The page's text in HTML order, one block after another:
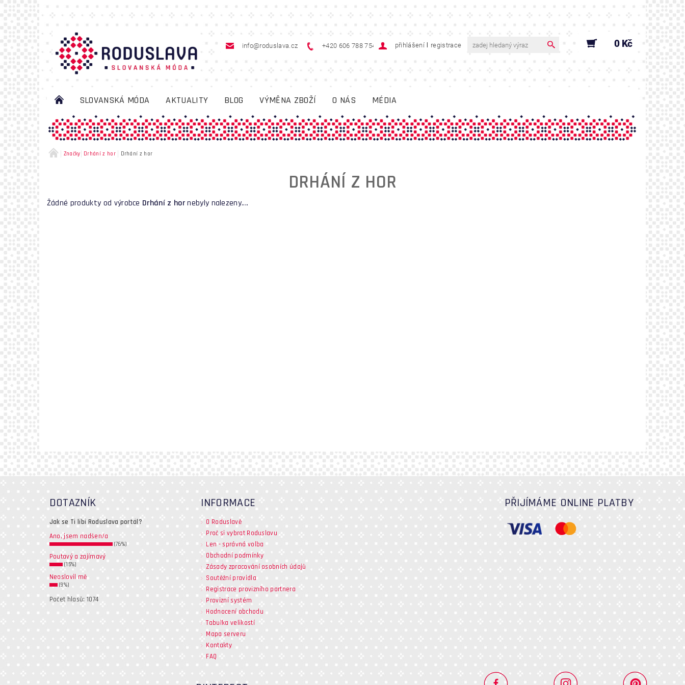
+420 606 788 754
info@roduslava.cz přihlášení | registrace 0 Kč
SLOVANSKÁ MÓDA AKTUALITY BLOG VÝMĚNA ZBOŽÍ O NÁS MÉDIA
Značky Drhání z hor Drhání z hor
DRHÁNÍ Z HOR
Žádné produkty od výrobce Drhání z hornebyly nalezeny....
DOTAZNÍK
Jak se Ti líbí Roduslava portál?
Ano, jsem nadšen/a
(76%)
Poutavý a zajímavý
(15%)
Neoslovil mě
(9%)
Počet hlasů: 1074
INFORMACE
O Roduslavě
Proč si vybrat Roduslavu
Len - správná volba
Obchodní podmínky
Zásady zpracování osobních údajů
Soutěžní pravidla
Registrace provizního partnera
Provizní systém
Hodnocení obchodu
Tabulka velikostí
Mapa serveru
Kontakty
FAQ
PŘIJÍMÁME ONLINE PLATBY